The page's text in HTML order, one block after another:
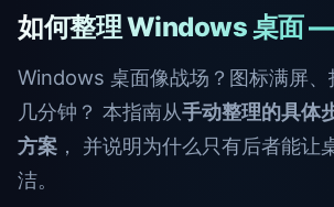
如何整理 Windows 桌面
Windows 桌面像战场？图标满屏、
几分钟？ 本指南从手动整理的具体
方案 ， 并说明为什么只有后者能让
洁。